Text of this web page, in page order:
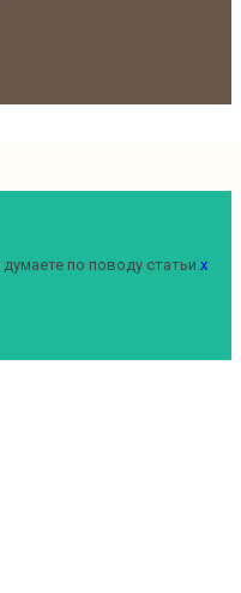
по поводу статьи.x